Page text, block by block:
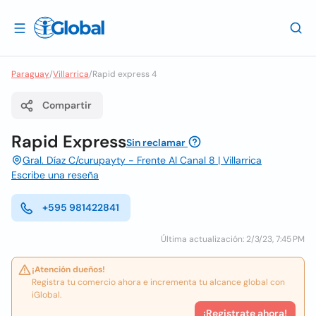
Paraguay/Villarrica/Rapid express 4
Compartir
Rapid ExpressSin reclamar
Gral. Díaz C/curupayty - Frente Al Canal 8 | Villarrica
Escribe una reseña
+595 981422841
Última actualización: 2/3/23, 7:45 PM
¡Atención dueños!
Registra tu comercio ahora e incrementa tu alcance global con
iGlobal.
¡Registrate ahora!